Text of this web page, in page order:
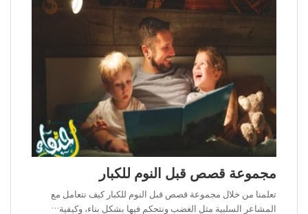
مجموعة قصص قبل النوم للكبار
تعلمنا من خلال مجموعة قصص قبل النوم للكبار كيف نتعامل مع
المشاعر السلبية مثل الغضب ونتحكم فيها بشكل بناء، وكيفية…